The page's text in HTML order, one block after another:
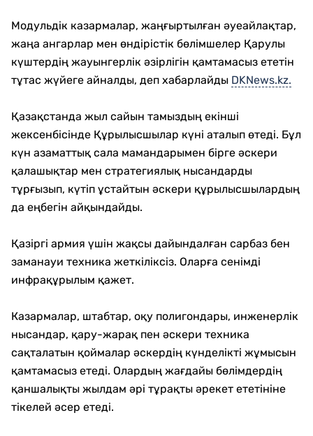
Модульдік казармалар, жаңғыртылған әуеайлақтар,
жаңа ангарлар мен өндірістік бөлімшелер Қарулы
күштердің жауынгерлік әзірлігін қамтамасыз ететін
тұтас жүйеге айналды, деп хабарлайды DKNews.kz.
Қазақстанда жыл сайын тамыздың екінші
жексенбісінде Құрылысшылар күні аталып өтеді. Бұл
күн азаматтық сала мамандарымен бірге әскери
қалашықтар мен стратегиялық нысандарды
тұрғызып, күтіп ұстайтын әскери құрылысшылардың
да еңбегін айқындайды.
Қазіргі армия үшін жақсы дайындалған сарбаз бен
заманауи техника жеткіліксіз. Оларға сенімді
инфрақұрылым қажет.
Казармалар, штабтар, оқу полигондары, инженерлік
нысандар, қару-жарақ пен әскери техника
сақталатын қоймалар әскердің күнделікті жұмысын
қамтамасыз етеді. Олардың жағдайы бөлімдердің
қаншалықты жылдам әрі тұрақты әрекет ететініне
тікелей әсер етеді.